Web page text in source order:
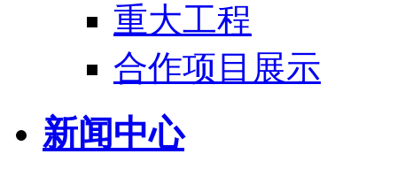
重大工程
合作项目展示
新闻中心